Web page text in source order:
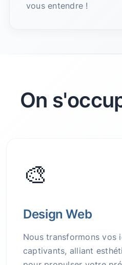
vous entendre !
On
🎨
Design Web
Nous transformons vos
captivants, alliant